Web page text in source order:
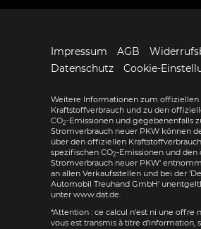
Impressum AGB
Datenschutz
Cookie-
Weitere Informationen zum offiziellen
Kraftstoffverbrauch und zu den
CO2-Emissionen und gegebenenfalls
Stromverbrauch neuer PKW können
über den offiziellen
spezifischen CO2-Emissionen und
Stromverbrauch neuer PKW'
an allen Verkaufsstellen und bei der
Automobil Treuhand GmbH'
unter www.dat.de.
*Attention : ce calcul n'est ni une offre
vous est transmis à titre d'information,